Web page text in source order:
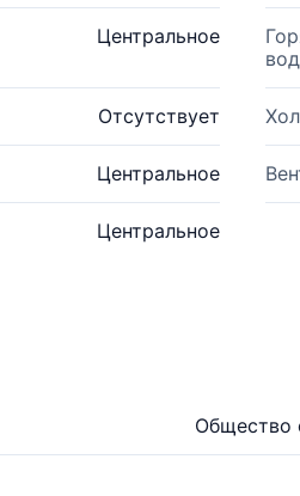
Центральное
Отсутствует
Центральное
Центральное
Общество